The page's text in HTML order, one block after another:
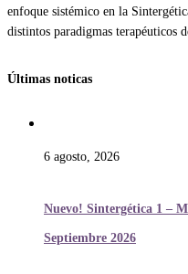
enfoque sistémico en la
distintos paradigmas terapéuticos
Últimas noticas
6 agosto, 2026
Nuevo! Sintergética 1 –
Septiembre 2026